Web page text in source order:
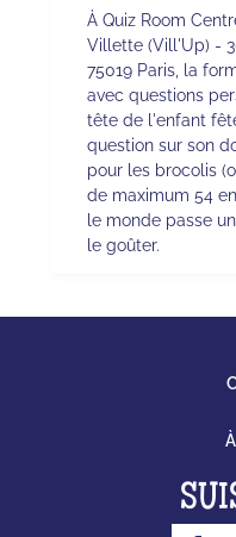
À Quiz Room
Villette (Vill'Up) -
75019 Paris, la
avec questions
tête de l'enfant
question sur son
pour les brocolis
de maximum 54
le monde passe
le goûter.